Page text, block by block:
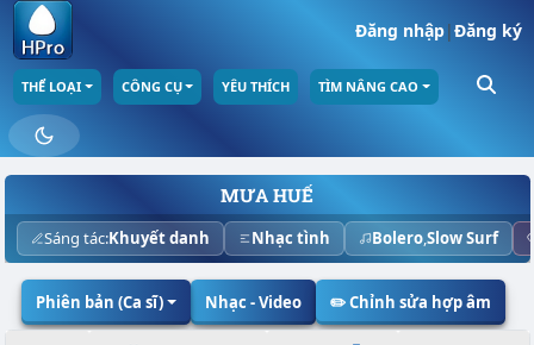
Đăng nhập|Đăng ký
THỂ LOẠI CÔNG CỤ YÊU THÍCH TÌM NÂNG CAO
MƯA HUẾ
Sáng tác:Khuyết danh Nhạc tình Bolero,Slow Surf
Phiên bản (Ca sĩ) Nhạc - Video ✏️ Chỉnh sửa hợp âm